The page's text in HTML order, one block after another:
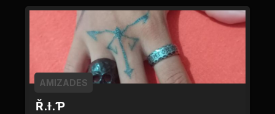
Ř.Ɨ.Ƥ
AMIZADES